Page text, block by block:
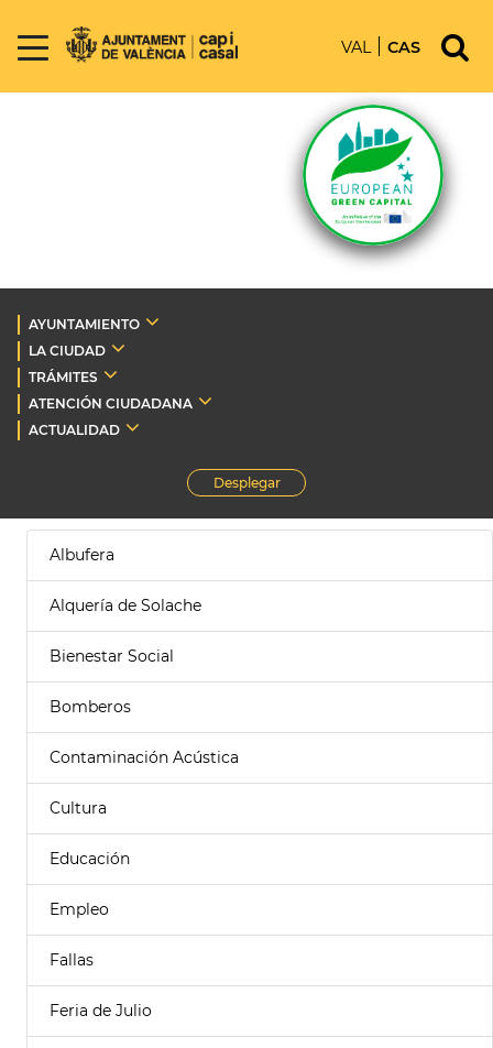
VAL CAS
AYUNTAMIENTO
LA CIUDAD
TRÁMITES
ATENCIÓN CIUDADANA
ACTUALIDAD
Desplegar
Albufera
Alquería de Solache
Bienestar Social
Bomberos
Contaminación Acústica
Cultura
Educación
Empleo
Fallas
Feria de Julio